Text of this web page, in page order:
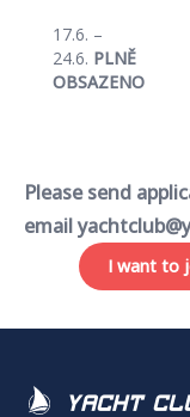
17.6. –
24.6. PLNĚ
OBSAZENO
Please send
email
I want to
Yacht